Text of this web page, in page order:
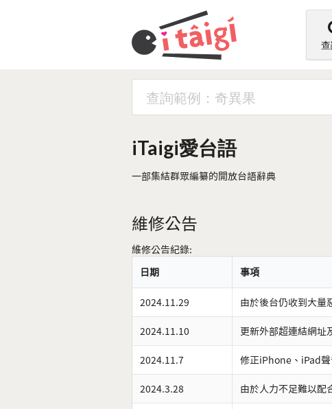
iTaigi愛台語
一部集結群眾編纂的開放台語辭典
維修公告
維修公告紀錄:
日期
事項
2024.11.29 由於後台仍收到大量
2024.11.10 更新外部超連結網址
2024.11.7 修正iPhone、iPad聲
2024.3.28 由於人力不足難以配